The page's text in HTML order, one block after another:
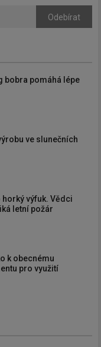
Odebírat
bobra pomáhá lépe
ve slunečních
výfuk. Vědci
letní požár
k obecnému
pro využití